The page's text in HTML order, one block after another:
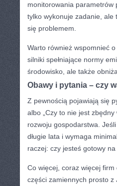
monitorowania parametrów
tylko wykonuje zadanie,
się problemem.
Warto również wspomnieć
silniki spełniające normy
środowisko, ale także
Obawy i pytania – czy
Z pewnością pojawiają się
albo „Czy to nie jest
rozwoju gospodarstwa.
długie lata i wymaga
raczej: czy jesteś gotowy
Co więcej, coraz więcej
części zamiennych prosto z